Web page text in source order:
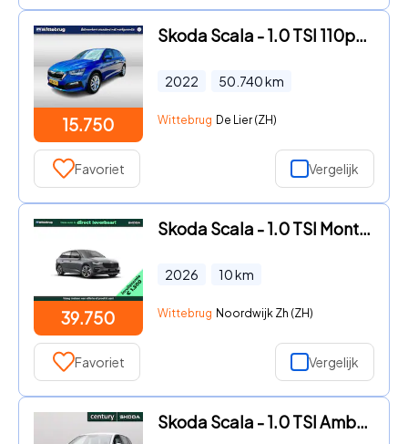
15.750
Skoda Scala - 1.0 TSI 110pk Ambition / Virtual Cockpit / Navigatie / Parke
2022 50.740km
Wittebrug De Lier (ZH)
Favoriet Vergelijk
39.750
Skoda Scala - 1.0 TSI Monte Carlo € 1500, 00 inruilpremie
2026 10km
Wittebrug Noordwijk Zh (ZH)
Favoriet Vergelijk
Skoda Scala - 1.0 TSI Ambition Automaat | PDC Achter | Led | Carplay | Cli